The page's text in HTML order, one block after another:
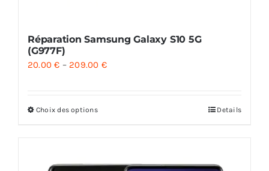
Réparation Samsung Galaxy S10 5G
(G977F)
20.00€ – 209.00 €
Choix des options Details